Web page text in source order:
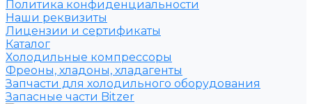
Политика конфиденциальности
Наши реквизиты
Лицензии и сертификаты
Каталог
Холодильные компрессоры
Фреоны, хладоны, хладагенты
Запчасти для холодильного оборудования
Запасные части Bitzer